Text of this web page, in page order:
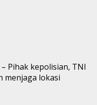
Pihak kepolisian, TNI
menjaga lokasi